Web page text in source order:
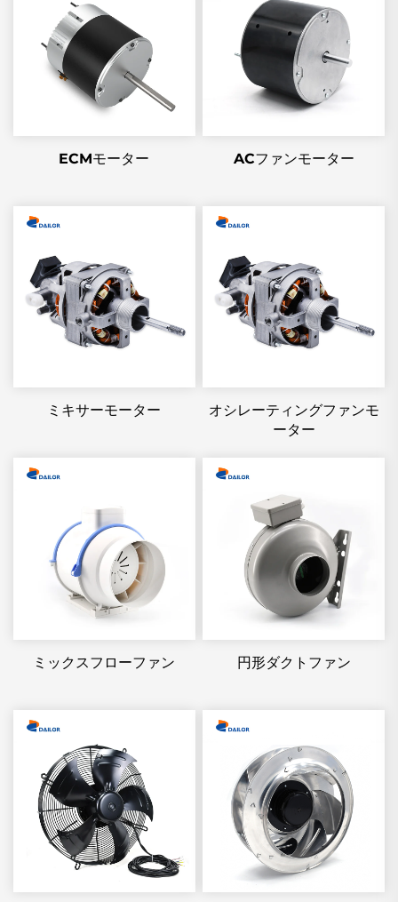
ECMモーター ACファンモーター
ミキサーモーター
オシレーティングファンモ
ーター
ミックスフローファン 円形ダクトファン